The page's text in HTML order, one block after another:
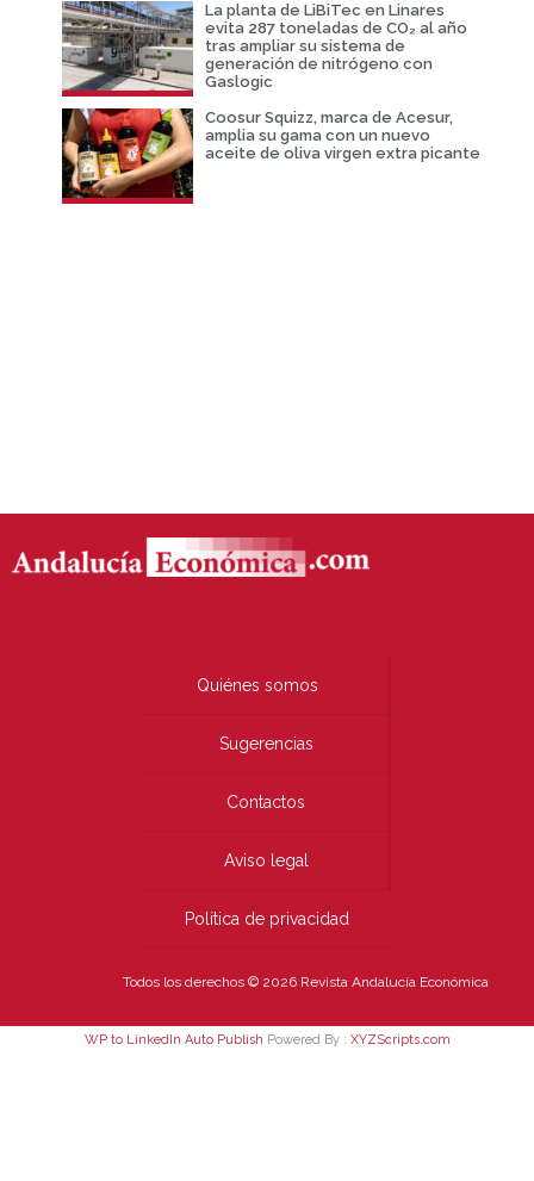
La planta de LiBiTec en Linares
evita 287 toneladas de CO₂ al año
tras ampliar su sistema de
generación de nitrógeno con
Gaslogic
Coosur Squizz, marca de Acesur,
amplia su gama con un nuevo
aceite de oliva virgen extra picante
Quiénes somos
Sugerencias
Contactos
Aviso legal
Política de privacidad
Todos los derechos © 2026 Revista Andalucía Económica
WP to LinkedIn Auto Publish Powered By : XYZScripts.com